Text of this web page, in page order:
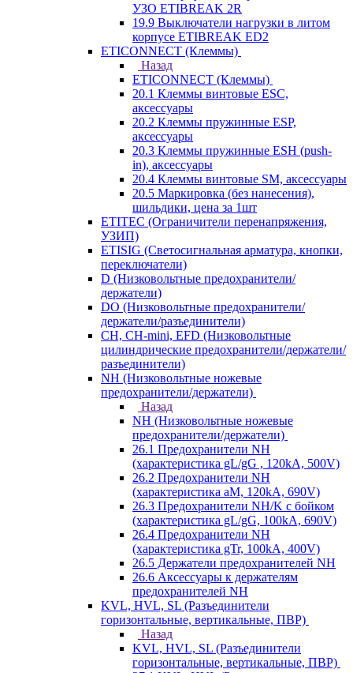
УЗО ETIBREAK 2R
19.9 Выключатели нагрузки в литом
корпусе ETIBREAK ED2
ETICONNECT (Клеммы)
Назад
ETICONNECT (Клеммы)
20.1 Клеммы винтовые ESC,
аксессуары
20.2 Клеммы пружинные ESP,
аксессуары
20.3 Клеммы пружинные ESH (push-
in), аксессуары
20.4 Клеммы винтовые SM, аксессуары
20.5 Маркировка (без нанесения),
шильдики, цена за 1шт
ETITEC (Ограничители перенапряжения,
УЗИП)
ETISIG (Светосигнальная арматура, кнопки,
переключатели)
D (Низковольтные предохранители/
держатели)
DO (Низковольтные предохранители/
держатели/разъединители)
CH, CH-mini, EFD (Низковольтные
цилиндрические предохранители/держатели/
разъединители)
NH (Низковольтные ножевые
предохранители/держатели)
Назад
NH (Низковольтные ножевые
предохранители/держатели)
26.1 Предохранители NH
(характеристика gL/gG , 120kA, 500V)
26.2 Предохранители NH
(характеристика aM, 120kA, 690V)
26.3 Предохранители NH/K с бойком
(характеристика gL/gG, 100kA, 690V)
26.4 Предохранители NH
(характеристика gTr, 100kA, 400V)
26.5 Держатели предохранителей NH
26.6 Аксессуары к держателям
предохранителей NH
KVL, HVL, SL (Разъединители
горизонтальные, вертикальные, ПВР)
Назад
KVL, HVL, SL (Разъединители
горизонтальные, вертикальные, ПВР)